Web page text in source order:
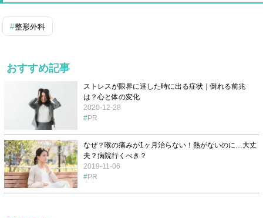
整形外科
おすすめ記事
ストレスが限界に達した時に出る症状｜倒れる前兆
は？心と体の変化
2020-12-28
PR
なぜ？喉の痛みが1ヶ月治らない！熱がないのに…大丈
夫？病院行くべき？
2019-11-06
PR